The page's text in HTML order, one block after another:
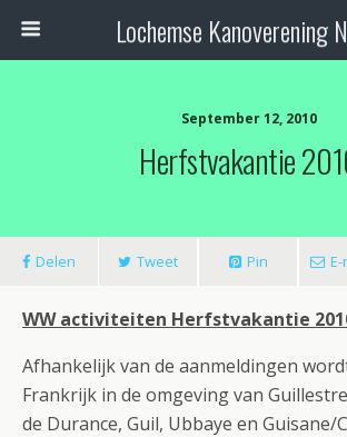
Lochemse Kanoverening
September 12, 2010
Herfstvakantie
Delen Tweet Pin
WW activiteiten Herfstvakantie
Afhankelijk van de aanmeldingen
Frankrijk in de omgeving van
de Durance, Guil, Ubbaye en Guisane/